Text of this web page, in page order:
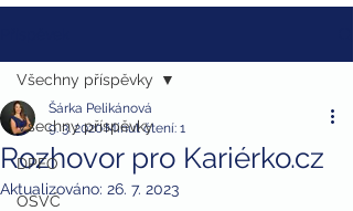
Všechny příspěvky
DPFO
OSVČ
Všechny příspěvky
Rozhovor pro Kariérko.cz
Šárka Pelikánová
9. 3. 2020Minut čtení: 1
Aktualizováno: 26. 7. 2023